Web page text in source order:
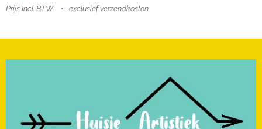
Prijs Incl. BTW exclusief verzendkosten